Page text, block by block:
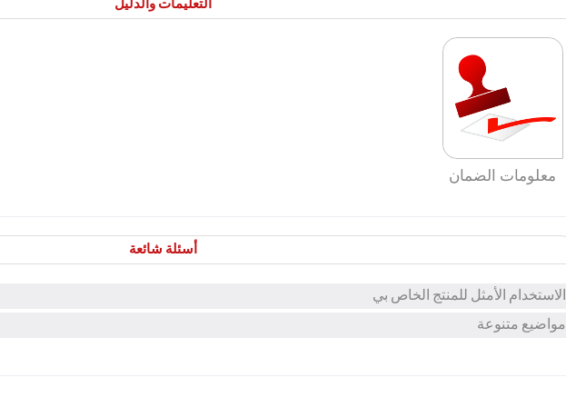
التعليمات والدليل
معلومات الضمان
أسئلة شائعة
الاستخدام الأمثل للمنتج الخاص بي
ما هي نوع الأدوات التي يمكنني استخدامها في أواني الطهي خاصتي؟
مواضيع متنوعة